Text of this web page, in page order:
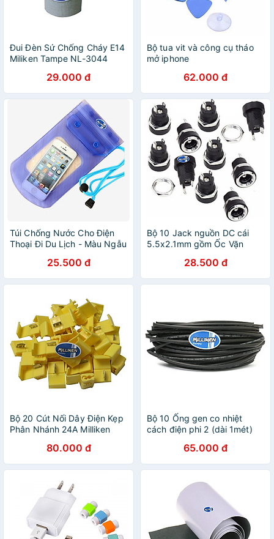
Đui Đèn Sứ Chống Cháy E14
Miliken Tampe NL-3044
29.000 đ
Bộ tua vit và công cụ tháo
mở iphone
62.000 đ
Túi Chống Nước Cho Điện
Thoại Đi Du Lịch - Màu Ngẫu
25.500 đ
Bộ 10 Jack nguồn DC cái
5.5x2.1mm gồm Ốc Vặn
28.500 đ
Bộ 20 Cút Nối Dây Điện Kẹp
Phân Nhánh 24A Milliken
80.000 đ
Bộ 10 Ống gen co nhiệt
cách điện phi 2 (dài 1mét)
chính hãng65.000 đ